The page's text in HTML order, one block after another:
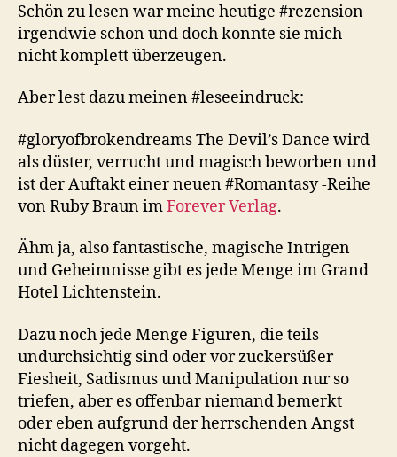
Schön zu lesen war meine heutige #rezension
irgendwie schon und doch konnte sie mich
nicht komplett überzeugen.
Aber lest dazu meinen #leseeindruck:
#gloryofbrokendreams The Devil’s Dance wird
als düster, verrucht und magisch beworben und
ist der Auftakt einer neuen #Romantasy -Reihe
von Ruby Braun imForever Verlag.
Ähm ja, also fantastische, magische Intrigen
und Geheimnisse gibt es jede Menge im Grand
Hotel Lichtenstein.
Dazu noch jede Menge Figuren, die teils
undurchsichtig sind oder vor zuckersüßer
Fiesheit, Sadismus und Manipulation nur so
triefen, aber es offenbar niemand bemerkt
oder eben aufgrund der herrschenden Angst
nicht dagegen vorgeht.